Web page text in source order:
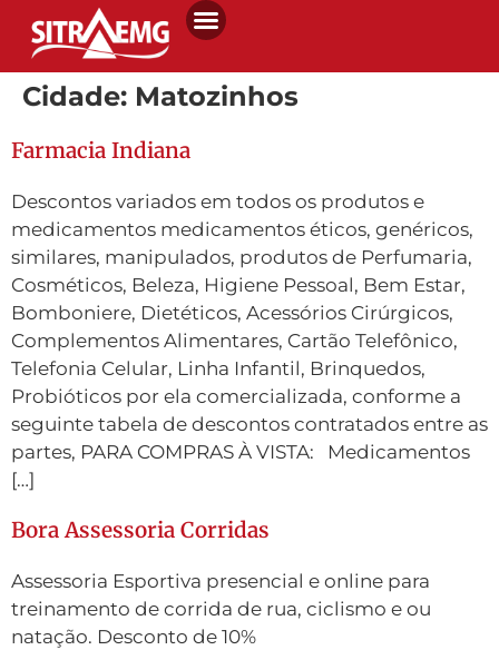
Cidade: Matozinhos
Farmacia Indiana
Descontos variados em todos os produtos e
medicamentos medicamentos éticos, genéricos,
similares, manipulados, produtos de Perfumaria,
Cosméticos, Beleza, Higiene Pessoal, Bem Estar,
Bomboniere, Dietéticos, Acessórios Cirúrgicos,
Complementos Alimentares, Cartão Telefônico,
Telefonia Celular, Linha Infantil, Brinquedos,
Probióticos por ela comercializada, conforme a
seguinte tabela de descontos contratados entre as
partes, PARA COMPRAS À VISTA: Medicamentos
[…]
Bora Assessoria Corridas
Assessoria Esportiva presencial e online para
treinamento de corrida de rua, ciclismo e ou
natação. Desconto de 10%